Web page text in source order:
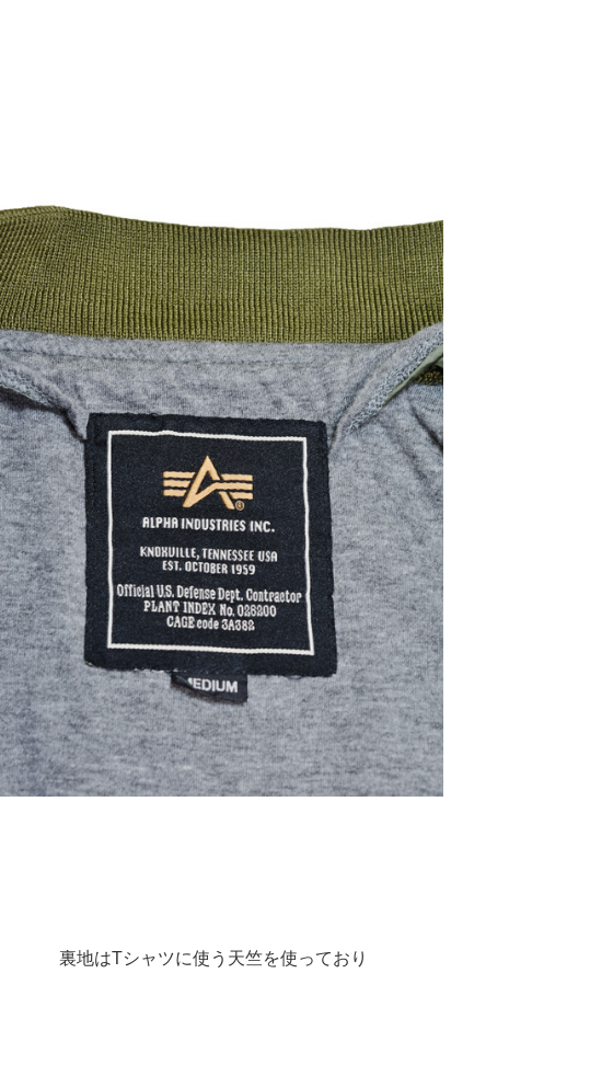
裏地はTシャツに使う天竺を使っており